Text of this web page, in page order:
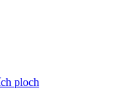
ploch